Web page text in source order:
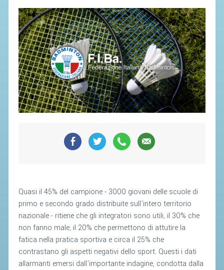
Quasi il 45% del campione - 3000 giovani delle scuole di
primo e secondo grado distribuite sull'intero territorio
nazionale - ritiene che gli integratori sono utili, il 30% che
non fanno male, il 20% che permettono di attutire la
fatica nella pratica sportiva e circa il 25% che
contrastano gli aspetti negativi dello sport. Questi i dati
allarmanti emersi dall'importante indagine, condotta dalla
CONTATTI
AVVISI E BANDI
CIRCOLARI
RESPONSABILITÀ SOCIALE
SAFEGUARDING
RICHIESTA PATROCINIO
GIUSTIZIA FEDERALE
ORGANI DI GIUSTIZIA FEDERALE
MAGLIA AZZURRA
STAFF TECNICO
CTF – PALABADMINTON